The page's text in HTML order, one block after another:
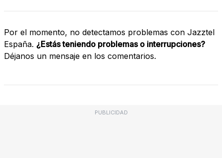
Por el momento, no detectamos problemas con Jazztel
España. ¿Estás teniendo problemas o interrupciones?
Déjanos un mensaje en los comentarios.
PUBLICIDAD